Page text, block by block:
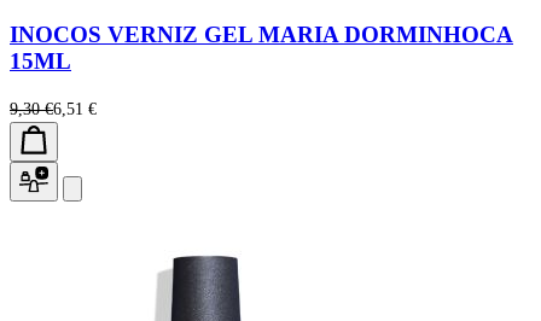
INOCOS VERNIZ GEL MARIA DORMINHOCA
15ML
9,30 €6,51 €